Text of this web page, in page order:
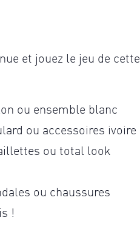
et jouez le jeu de cette
ou ensemble blanc
ou accessoires ivoire
ou total look
ou chaussures
!